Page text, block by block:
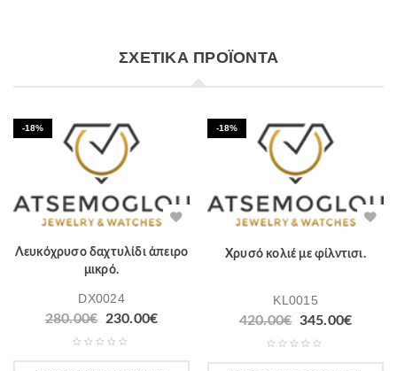
ΣΧΕΤΙΚΆ ΠΡΟΪΌΝΤΑ
-18%
Λευκόχρυσο δαχτυλίδι άπειρο
μικρό.
DX0024
280.00€ 230.00€
-18%
Χρυσό κολιέ με φίλντισι.
KL0015
420.00€ 345.00€